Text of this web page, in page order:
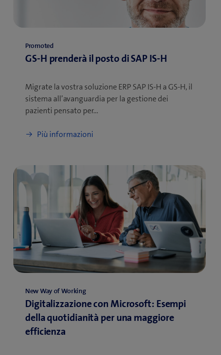
Promoted
GS-H prenderà il posto di SAP IS-H
Migrate la vostra soluzione ERP SAP IS-H a GS-H, il
sistema all’avanguardia per la gestione dei
pazienti pensato per…
Più informazioni
New Way of Working
Digitalizzazione con Microsoft: Esempi
della quotidianità per una maggiore
efficienza